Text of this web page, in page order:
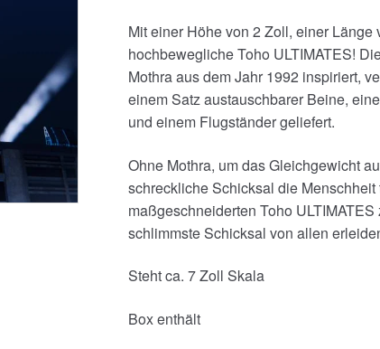
Mit einer Höhe von 2 Zoll, einer
hochbewegliche Toho ULTIMATES!
Mothra aus dem Jahr 1992 inspiriert,
einem Satz austauschbarer Beine,
und einem Flugständer geliefert.
Ohne Mothra, um das Gleichgewicht
schreckliche Schicksal die
maßgeschneiderten Toho
schlimmste Schicksal von allen
Steht ca. 7 Zoll Skala
Box enthält